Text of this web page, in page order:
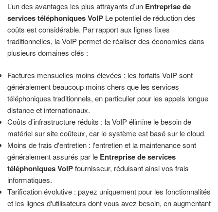
L’un des avantages les plus attrayants d’un Entreprise de
services téléphoniques VoIP Le potentiel de réduction des
coûts est considérable. Par rapport aux lignes fixes
traditionnelles, la VoIP permet de réaliser des économies dans
plusieurs domaines clés :
Factures mensuelles moins élevées : les forfaits VoIP sont
généralement beaucoup moins chers que les services
téléphoniques traditionnels, en particulier pour les appels longue
distance et internationaux.
Coûts d’infrastructure réduits : la VoIP élimine le besoin de
matériel sur site coûteux, car le système est basé sur le cloud.
Moins de frais d'entretien : l'entretien et la maintenance sont
généralement assurés par le Entreprise de services
téléphoniques VoIPfournisseur, réduisant ainsi vos frais
informatiques.
Tarification évolutive : payez uniquement pour les fonctionnalités
et les lignes d'utilisateurs dont vous avez besoin, en augmentant